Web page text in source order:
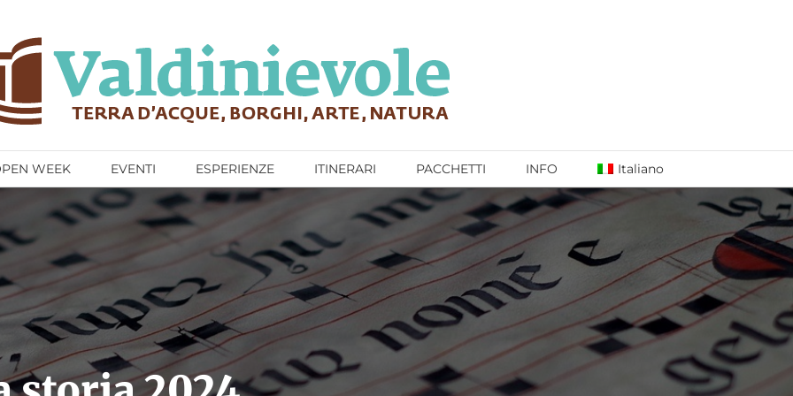
WEEK EVENTI ESPERIENZE ITINERARI PACCHETTI INFO Italiano